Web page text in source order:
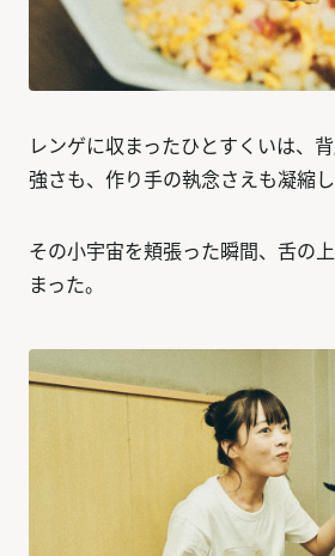
レンゲに収まったひとすくいは、
強さも、作り手の執念さえも凝縮し
その小宇宙を頬張った瞬間、舌の
まった。